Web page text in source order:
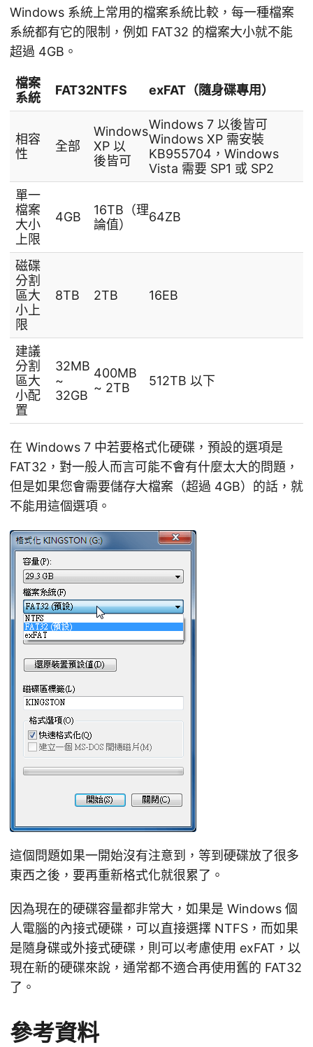
Windows 系統上常用的檔案系統比較，每一種檔案
系統都有它的限制，例如 FAT32 的檔案大小就不能
超過 4GB。
檔案
系統
FAT32NTFS exFAT（隨身碟專用）
相容
性
全部
Windows
XP 以
後皆可
Windows 7 以後皆可
Windows XP 需安裝
KB955704，Windows
Vista 需要 SP1 或 SP2
單一
檔案
大小
上限
4GB
16TB（理
論值）
64ZB
磁碟
分割
區大
小上
限
8TB 2TB 16EB
建議
分割
區大
小配
置
32MB
~
32GB
400MB
~ 2TB
512TB 以下
在 Windows 7 中若要格式化硬碟，預設的選項是
FAT32，對一般人而言可能不會有什麼太大的問題，
但是如果您會需要儲存大檔案（超過 4GB）的話，就
不能用這個選項。
這個問題如果一開始沒有注意到，等到硬碟放了很多
東西之後，要再重新格式化就很累了。
因為現在的硬碟容量都非常大，如果是 Windows 個
人電腦的內接式硬碟，可以直接選擇 NTFS，而如果
是隨身碟或外接式硬碟，則可以考慮使用 exFAT，以
現在新的硬碟來說，通常都不適合再使用舊的 FAT32
了。
參考資料